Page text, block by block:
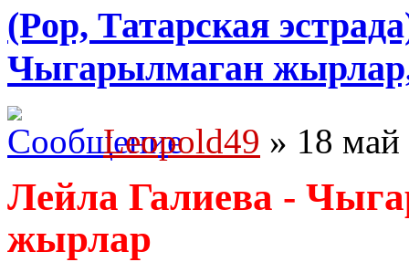
(Pop, Татарская
Чыгарылмаган жырлар,
Leopold49 » 18
Лейла Галиева -
жырлар